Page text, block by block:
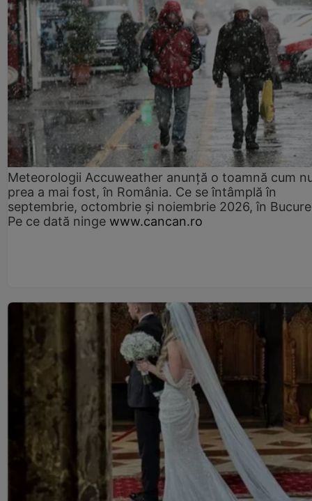
Meteorologii Accuweather anunță o toamnă cum
prea a mai fost, în România. Ce se întâmplă în
septembrie, octombrie și noiembrie 2026, în
Pe ce dată ninge www.cancan.ro